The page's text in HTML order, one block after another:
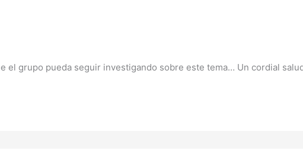
el grupo pueda seguir investigando sobre este tema… Un cordial